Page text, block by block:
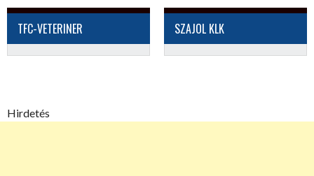
TFC-VETERINER SZAJOL KLK
Hirdetés